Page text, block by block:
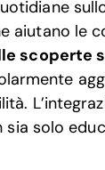
aiutano le
sia solo